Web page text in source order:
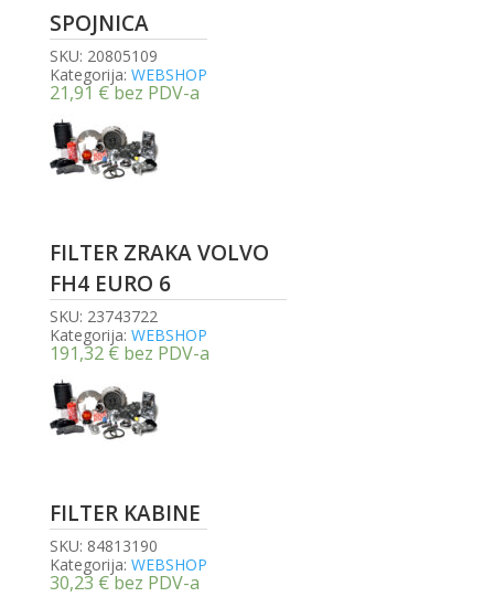
SPOJNICA
SKU: 20805109
Kategorija: WEBSHOP
21,91 €bez PDV-a
FILTER ZRAKA VOLVO
FH4 EURO 6
SKU: 23743722
Kategorija: WEBSHOP
191,32 € bez PDV-a
FILTER KABINE
SKU: 84813190
Kategorija: WEBSHOP
30,23 €bez PDV-a